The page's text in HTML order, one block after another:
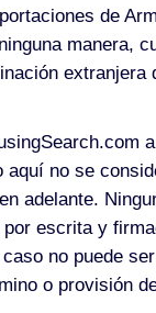
de
manera,
aquí no se
adelante.
escrita y
no puede
o provisión